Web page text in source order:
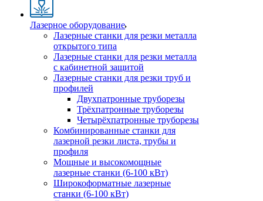
Лазерное оборудование
Лазерные станки для резки металла
открытого типа
Лазерные станки для резки металла
с кабинетной защитой
Лазерные станки для резки труб и
профилей
Двухпатронные труборезы
Трёхпатронные труборезы
Четырёхпатронные труборезы
Комбинированные станки для
лазерной резки листа, трубы и
профиля
Мощные и высокомощные
лазерные станки (6-100 кВт)
Широкоформатные лазерные
станки (6-100 кВт)